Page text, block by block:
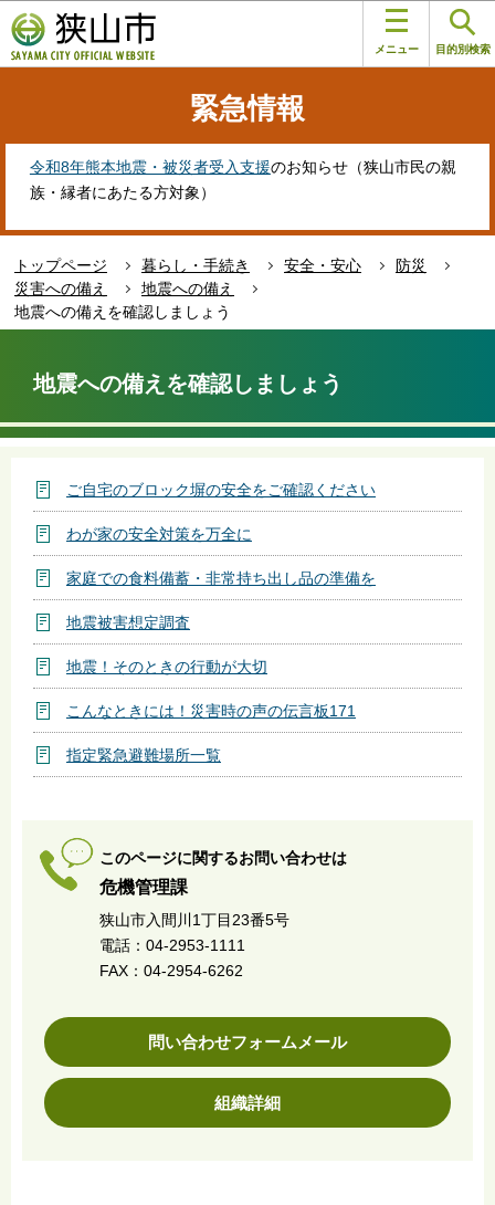
の
ペ
す
メニュー 目的別検索
緊急情報
令和8年熊本地震・被災者受入支援のお知らせ（狭山市民の親
族・縁者にあたる方対象）
トップページ 暮らし・手続き 安全・安心
防災
災害への備え
地震への備え
地震への備えを確認しましょう
か
地震への備えを確認しましょう
ご自宅のブロック塀の安全をご確認ください
わが家の安全対策を万全に
家庭での食料備蓄・非常持ち出し品の準備を
地震被害想定調査
地震！そのときの行動が大切
こんなときには！災害時の声の伝言板171
指定緊急避難場所一覧
このページに関するお問い合わせは
危機管理課
狭山市入間川1丁目23番5号
電話：04-2953-1111
FAX：04-2954-6262
問い合わせフォームメール
組織詳細